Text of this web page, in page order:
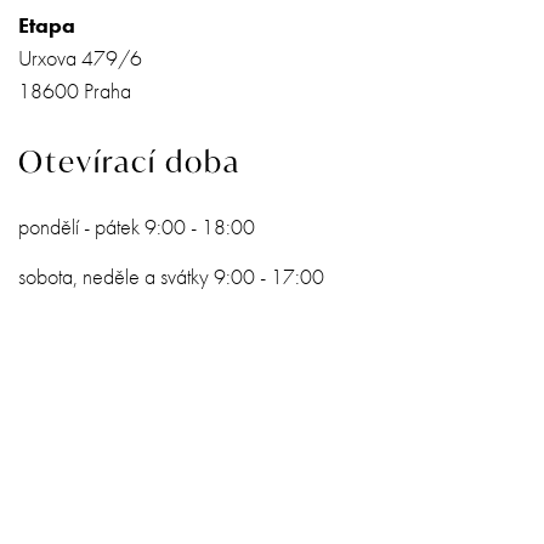
Etapa
Urxova 479/6
18600 Praha
Otevírací doba
pondělí - pátek 9:00 - 18:00
sobota, neděle a svátky 9:00 - 17:00